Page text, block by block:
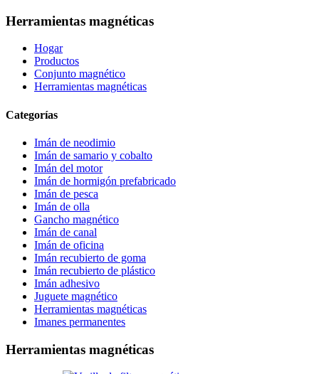
Herramientas magnéticas
Hogar
Productos
Conjunto magnético
Herramientas magnéticas
Categorías
Imán de neodimio
Imán de samario y cobalto
Imán del motor
Imán de hormigón prefabricado
Imán de pesca
Imán de olla
Gancho magnético
Imán de canal
Imán de oficina
Imán recubierto de goma
Imán recubierto de plástico
Imán adhesivo
Juguete magnético
Herramientas magnéticas
Imanes permanentes
Herramientas magnéticas